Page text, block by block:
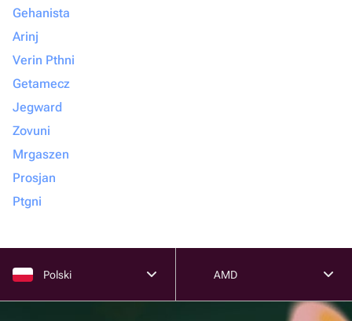
Gehanista
Arinj
Verin Pthni
Getamecz
Jegward
Zovuni
Mrgaszen
Prosjan
Ptgni
Polski AMD